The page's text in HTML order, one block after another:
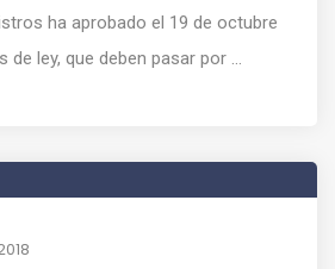
ha aprobado el 19 de octubre
ley, que deben pasar por ...